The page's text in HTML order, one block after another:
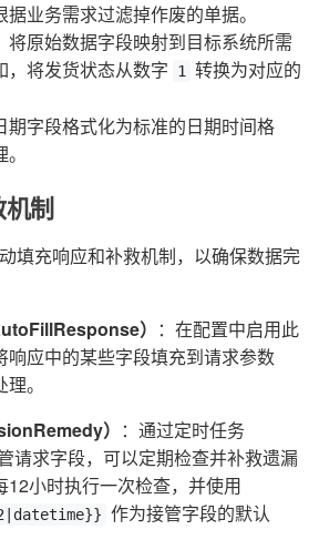
据业务需求过滤掉作废的单据。
将原始数据字段映射到目标系统所需
，将发货状态从数字
1 转换为对应的
期字段格式化为标准的日期时间格
制
填充响应和补救机制，以确保数据完
） ：在配置中启用此
响应中的某些字段填充到请求参数
。
） ：通过定时任务
请求字段，可以定期检查并补救遗漏
12小时执行一次检查，并使用
作为接管字段的默认